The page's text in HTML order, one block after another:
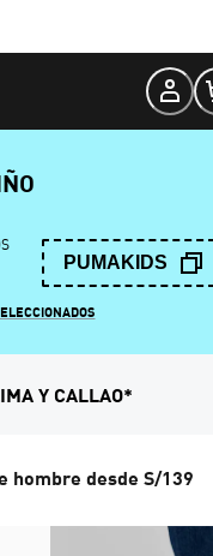
PUMAKIDS
Y CALLAO*
hombre desde S/139